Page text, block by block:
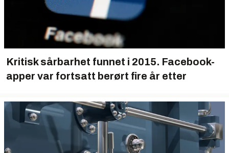
Kritisk sårbarhet funnet i 2015. Facebook-
apper var fortsatt berørt fire år etter